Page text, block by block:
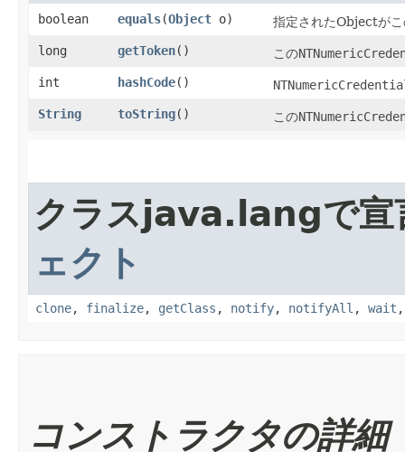
boolean equals​(Object o)
指定されたObjectが
long
getToken() この
int
hashCode()
String
toString() この
クラスjava.langで宣
ェクト
clone, finalize, getClass , notify, notifyAll , wait
コンストラクタの詳細